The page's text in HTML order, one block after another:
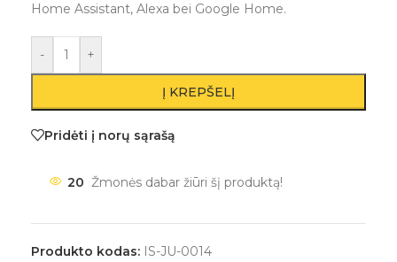
Home Assistant, Alexa bei Google Home.
- +
Į KREPŠELĮ
Pridėti į norų sąrašą
20 Žmonės dabar žiūri šį produktą!
Produkto kodas: IS-JU-0014